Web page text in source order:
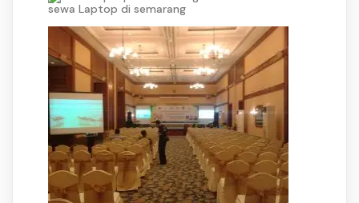
sewa Laptop di semarang